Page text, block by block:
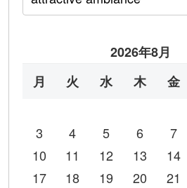
2026年8月
月
火 水 木 金
3
4 5 6 7
10
11 12 13 14
17
18 19 20 21